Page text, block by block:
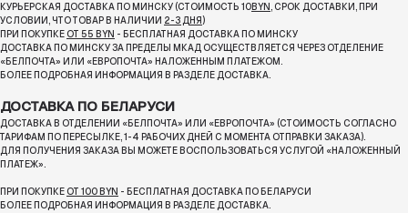
КУРЬЕРСКАЯ ДОСТАВКА ПО МИНСКУ (СТОИМОСТЬ 10BYN, СРОК ДОСТАВКИ, ПРИ
УСЛОВИИ, ЧТО ТОВАР В НАЛИЧИИ 2-3 ДНЯ )
ПРИ ПОКУПКЕ ОТ 55 BYN - БЕСПЛАТНАЯ ДОСТАВКА ПО МИНСКУ
ДОСТАВКА ПО МИНСКУ ЗА ПРЕДЕЛЫ МКАД ОСУЩЕСТВЛЯЕТСЯ ЧЕРЕЗ ОТДЕЛЕНИЕ
«БЕЛПОЧТА» ИЛИ «ЕВРОПОЧТА» НАЛОЖЕННЫМ ПЛАТЕЖОМ.
БОЛЕЕ ПОДРОБНАЯ ИНФОРМАЦИЯ В РАЗДЕЛЕ ДОСТАВКА.
ДОСТАВКА ПО БЕЛАРУСИ
ДОСТАВКА В ОТДЕЛЕНИИ «БЕЛПОЧТА» ИЛИ «ЕВРОПОЧТА» (СТОИМОСТЬ СОГЛАСНО
ТАРИФАМ ПО ПЕРЕСЫЛКЕ, 1-4 РАБОЧИХ ДНЕЙ С МОМЕНТА ОТПРАВКИ ЗАКАЗА).
ДЛЯ ПОЛУЧЕНИЯ ЗАКАЗА ВЫ МОЖЕТЕ ВОСПОЛЬЗОВАТЬСЯ УСЛУГОЙ «НАЛОЖЕННЫЙ
ПЛАТЕЖ».
ПРИ ПОКУПКЕ ОТ 100 BYN - БЕСПЛАТНАЯ ДОСТАВКА ПО БЕЛАРУСИ
БОЛЕЕ ПОДРОБНАЯ ИНФОРМАЦИЯ В РАЗДЕЛЕ ДОСТАВКА.